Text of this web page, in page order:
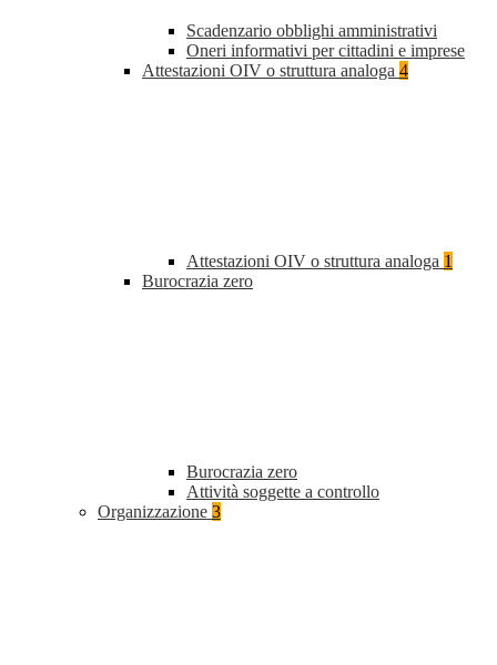
Scadenzario obblighi amministrativi
Oneri informativi per cittadini e imprese
Attestazioni OIV o struttura analoga 4
Attestazioni OIV o struttura analoga 1
Burocrazia zero
Burocrazia zero
Attività soggette a controllo
Organizzazione 3